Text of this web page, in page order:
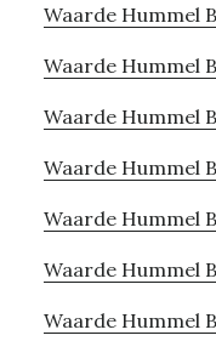
Waarde Hummel
Waarde Hummel
Waarde Hummel
Waarde Hummel
Waarde Hummel
Waarde Hummel
Waarde Hummel